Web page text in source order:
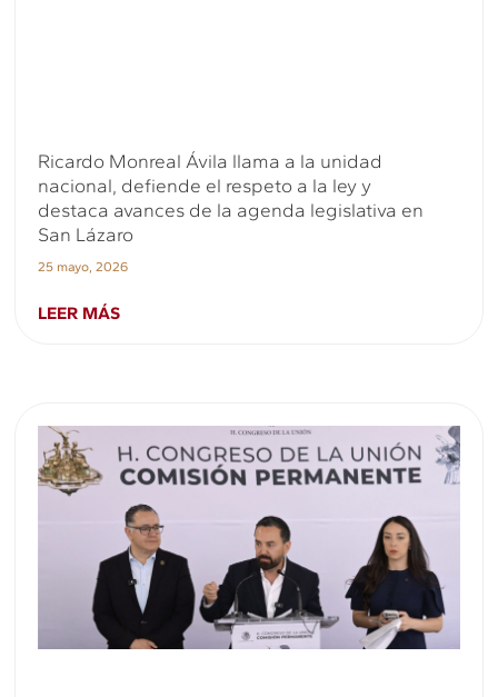
Ricardo Monreal Ávila llama a la unidad
nacional, defiende el respeto a la ley y
destaca avances de la agenda legislativa en
San Lázaro
25 mayo, 2026
LEER MÁS